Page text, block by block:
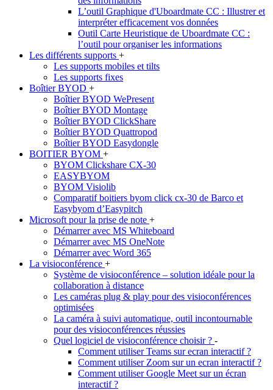
L’outil Graphique d'Uboardmate CC : Illustrer et
interpréter efficacement vos données
Outil Carte Heuristique de Uboardmate CC :
l’outil pour organiser les informations
Les différents supports +
Les supports mobiles et tilts
Les supports fixes
Boîtier BYOD +
Boîtier BYOD WePresent
Boîtier BYOD Montage
Boîtier BYOD ClickShare
Boîtier BYOD Quattropod
Boîtier BYOD Easydongle
BOITIER BYOM +
BYOM Clickshare CX-30
EASYBYOM
BYOM Visiolib
Comparatif boitiers byom click cx-30 de Barco et
Easybyom d’Easypitch
Microsoft pour la prise de note +
Démarrer avec MS Whiteboard
Démarrer avec MS OneNote
Démarrer avec Word 365
La visioconférence +
Système de visioconférence – solution idéale pour la
collaboration à distance
Les caméras plug & play pour des visioconférences
optimisées
La caméra à suivi automatique, outil incontournable
pour des visioconférences réussies
Quel logiciel de visioconférence choisir ? -
Comment utiliser Teams sur ecran interactif ?
Comment utiliser Zoom sur un ecran interactif ?
Comment utiliser Google Meet sur un écran
interactif ?